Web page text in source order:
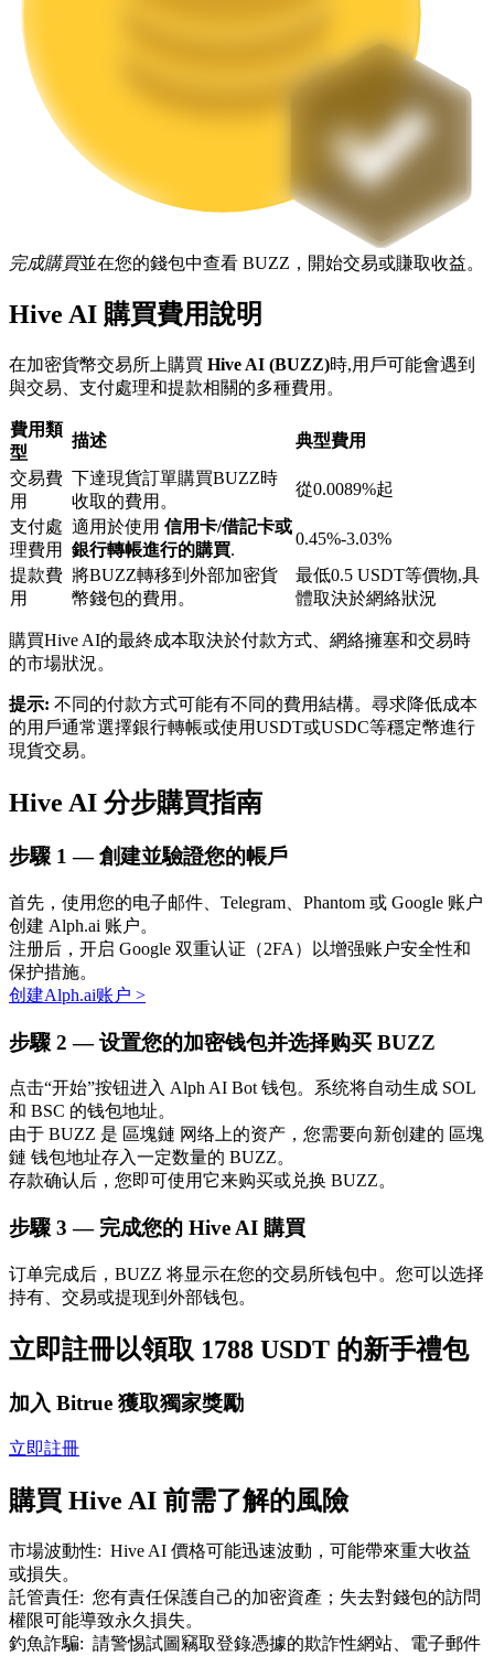
機槍池
一鍵質押鎖定高收益
Launchpool
活期質押獲得熱門資產
鎖倉BTR
輕鬆獲得多重福利
借貸寶
借貸數字貨幣，及時且安全的服務
享受活期理財及長期收益
了解如何賺取穩定收入
Bitrue AI
完成購買並在您的錢包中查看 BUZZ，開始交易或賺取收益。
Hive AI 購買費用說明
在加密貨幣交易所上購買 Hive AI (BUZZ)時,用戶可能會遇到
與交易、支付處理和提款相關的多種費用。
費用類
型
描述
典型費用
交易費
用
下達現貨訂單購買BUZZ時
收取的費用。
從0.0089%起
支付處
理費用
適用於使用 信用卡/借記卡或
銀行轉帳進行的購買.
0.45%-3.03%
提款費
用
將BUZZ轉移到外部加密貨
幣錢包的費用。
最低0.5 USDT等價物,具
體取決於網絡狀況
購買Hive AI的最終成本取決於付款方式、網絡擁塞和交易時
的市場狀況。
提示: 不同的付款方式可能有不同的費用結構。尋求降低成本
的用戶通常選擇銀行轉帳或使用USDT或USDC等穩定幣進行
現貨交易。
Hive AI 分步購買指南
步驟 1 —創建並驗證您的帳戶
首先，使用您的电子邮件、Telegram、Phantom 或 Google 账户
创建 Alph.ai 账户。
注册后，开启 Google 双重认证（2FA）以增强账户安全性和
保护措施。
创建Alph.ai账户 >
步驟 2 — 设置您的加密钱包并选择购买 BUZZ
点击“开始”按钮进入 Alph AI Bot 钱包。系统将自动生成 SOL
和 BSC 的钱包地址。
由于 BUZZ 是 區塊鏈 网络上的资产，您需要向新创建的 區塊
鏈 钱包地址存入一定数量的 BUZZ。
存款确认后，您即可使用它来购买或兑换 BUZZ。
步驟 3 — 完成您的 Hive AI 購買
订单完成后，BUZZ 将显示在您的交易所钱包中。您可以选择
持有、交易或提现到外部钱包。
立即註冊以領取 1788 USDT 的新手禮包
加入 Bitrue 獲取獨家獎勵
立即註冊
購買 Hive AI 前需了解的風險
市場波動性: Hive AI 價格可能迅速波動，可能帶來重大收益
或損失。
託管責任: 您有責任保護自己的加密資產；失去對錢包的訪問
權限可能導致永久損失。
釣魚詐騙: 請警惕試圖竊取登錄憑據的欺詐性網站、電子郵件